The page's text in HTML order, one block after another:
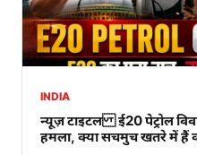
INDIA
न्यूज़ टाइटल ई20 पेट्रोल
हमला, क्या सचमुच खतरे में हैं